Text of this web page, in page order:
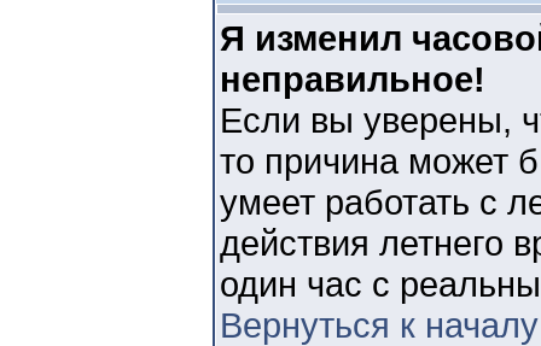
Я изменил
неправильное!
Если вы уверены,
то причина может
умеет работать с
действия летнего
один час с
Вернуться к началу